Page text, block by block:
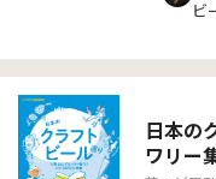
ビ
日本の
ワリー